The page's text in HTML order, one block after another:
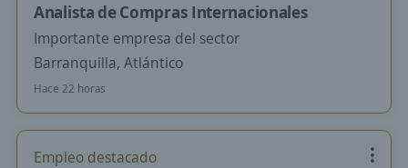
Analista de Compras Internacionales
Importante empresa del sector
Barranquilla, Atlántico
Hace 22 horas
Empleo destacado